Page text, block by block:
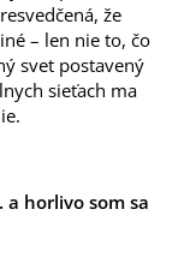
že
– len nie to, čo
svet postavený
sieťach ma
a horlivo som sa